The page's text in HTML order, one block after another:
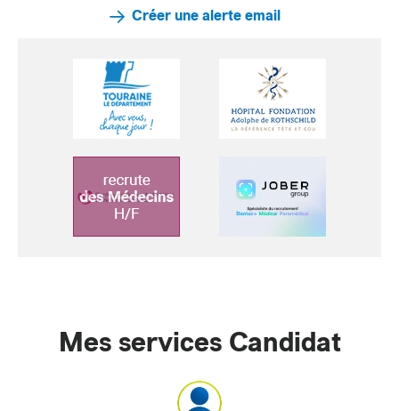
Créer une alerte email
Mes services Candidat